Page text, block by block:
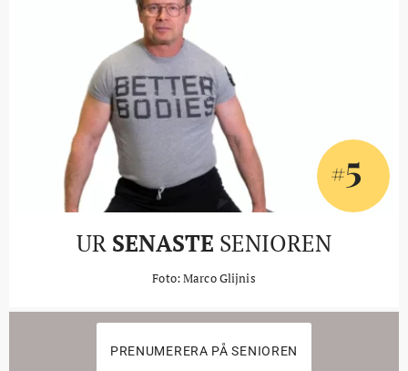
#5
UR SENASTE SENIOREN
Foto: Marco Glijnis
PRENUMERERA PÅ SENIOREN